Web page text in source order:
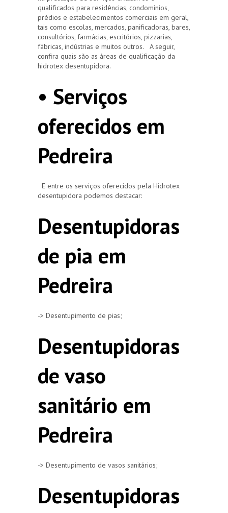
qualificados para residências, condomínios,
prédios e estabelecimentos comerciais em geral,
tais como escolas, mercados, panificadoras, bares,
consultórios, farmácias, escritórios, pizzarias,
fábricas, indústrias e muitos outros. A seguir,
confira quais são as áreas de qualificação da
hidrotex desentupidora.
• Serviços
oferecidos em
Pedreira
E entre os serviços oferecidos pela Hidrotex
desentupidora podemos destacar:
Desentupidoras
de pia em
Pedreira
-> Desentupimento de pias;
Desentupidoras
de vaso
sanitário em
Pedreira
-> Desentupimento de vasos sanitários;
Desentupidoras